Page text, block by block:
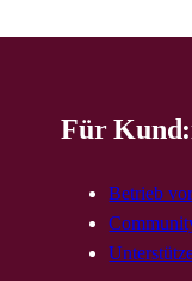
Für
Betrieb